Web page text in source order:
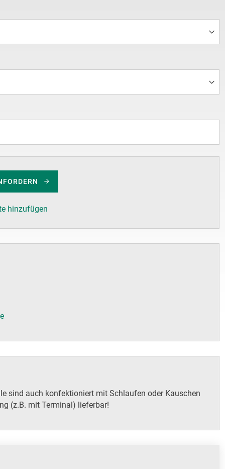
hinzufügen
sind auch konfektioniert mit Schlaufen oder Kauschen
(z.B. mit Terminal) lieferbar!